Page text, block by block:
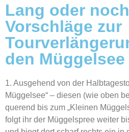
Lang oder
Vorschläge zur
den Müggelsee
1. Ausgehend von der
Müggelsee“ – diesen (wie oben
querend bis zum „Kleinen
folgt ihr der Müggelspree weiter